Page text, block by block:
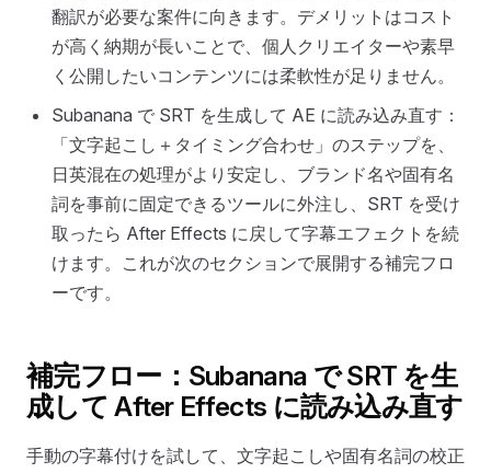
翻訳が必要な案件に向きます。デメリットはコスト
が高く納期が長いことで、個人クリエイターや素早
く公開したいコンテンツには柔軟性が足りません。
Subanana で SRT を生成して AE に読み込み直す：
「文字起こし＋タイミング合わせ」のステップを、
日英混在の処理がより安定し、ブランド名や固有名
詞を事前に固定できるツールに外注し、SRT を受け
取ったら After Effects に戻して字幕エフェクトを続
けます。これが次のセクションで展開する補完フロ
ーです。
補完フロー：Subanana で SRT を生
成して After Effects に読み込み直す
手動の字幕付けを試して、文字起こしや固有名詞の校正